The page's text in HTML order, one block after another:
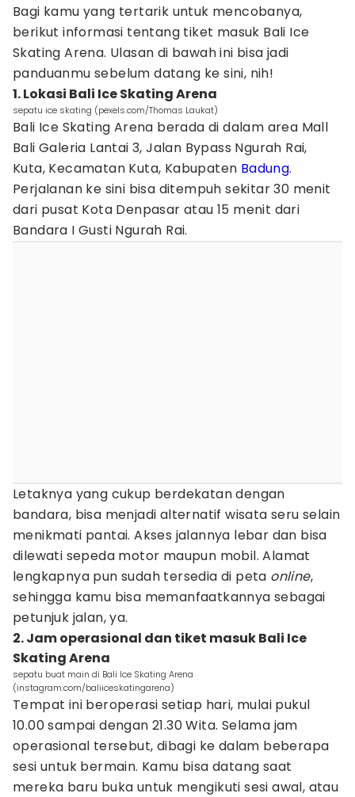
Bagi kamu yang tertarik untuk mencobanya,
berikut informasi tentang tiket masuk Bali Ice
Skating Arena. Ulasan di bawah ini bisa jadi
panduanmu sebelum datang ke sini, nih!
1. Lokasi Bali Ice Skating Arena
sepatu ice skating (pexels.com/Thomas Laukat)
Bali Ice Skating Arena berada di dalam area Mall
Bali Galeria Lantai 3, Jalan Bypass Ngurah Rai,
Kuta, Kecamatan Kuta, Kabupaten Badung.
Perjalanan ke sini bisa ditempuh sekitar 30 menit
dari pusat Kota Denpasar atau 15 menit dari
Bandara I Gusti Ngurah Rai.
Letaknya yang cukup berdekatan dengan
bandara, bisa menjadi alternatif wisata seru selain
menikmati pantai. Akses jalannya lebar dan bisa
dilewati sepeda motor maupun mobil. Alamat
lengkapnya pun sudah tersedia di peta online,
sehingga kamu bisa memanfaatkannya sebagai
petunjuk jalan, ya.
2. Jam operasional dan tiket masuk Bali Ice
Skating Arena
sepatu buat main di Bali Ice Skating Arena
(instagram.com/baliiceskatingarena)
Tempat ini beroperasi setiap hari, mulai pukul
10.00 sampai dengan 21.30 Wita. Selama jam
operasional tersebut, dibagi ke dalam beberapa
sesi untuk bermain. Kamu bisa datang saat
mereka baru buka untuk mengikuti sesi awal, atau